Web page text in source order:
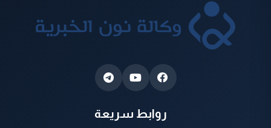
روابط سريعة